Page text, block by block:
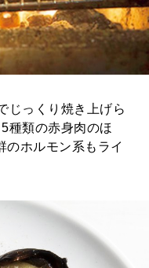
じっくり焼き上げら
種類の赤身肉のほ
のホルモン系もライ